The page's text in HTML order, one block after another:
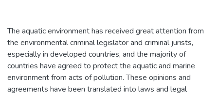
The aquatic environment has received great attention from
the environmental criminal legislator and criminal jurists,
especially in developed countries, and the majority of
countries have agreed to protect the aquatic and marine
environment from acts of pollution. These opinions and
agreements have been translated into laws and legal